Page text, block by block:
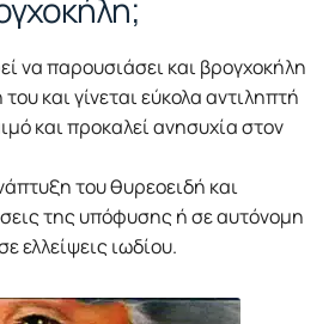
να παρουσιάσει και βρογχοκήλη
και γίνεται εύκολα αντιληπτή
και προκαλεί ανησυχία στον
του θυρεοειδή και
της υπόφυσης ή σε αυτόνομη
ελλείψεις ιωδίου.